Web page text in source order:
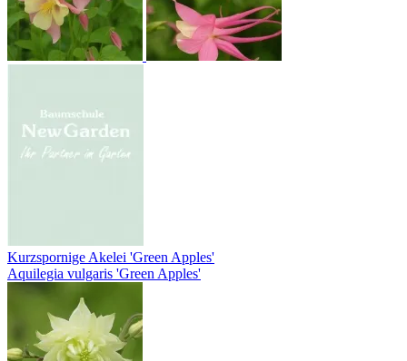
Kurzspornige Akelei 'Green Apples'
Aquilegia vulgaris 'Green Apples'